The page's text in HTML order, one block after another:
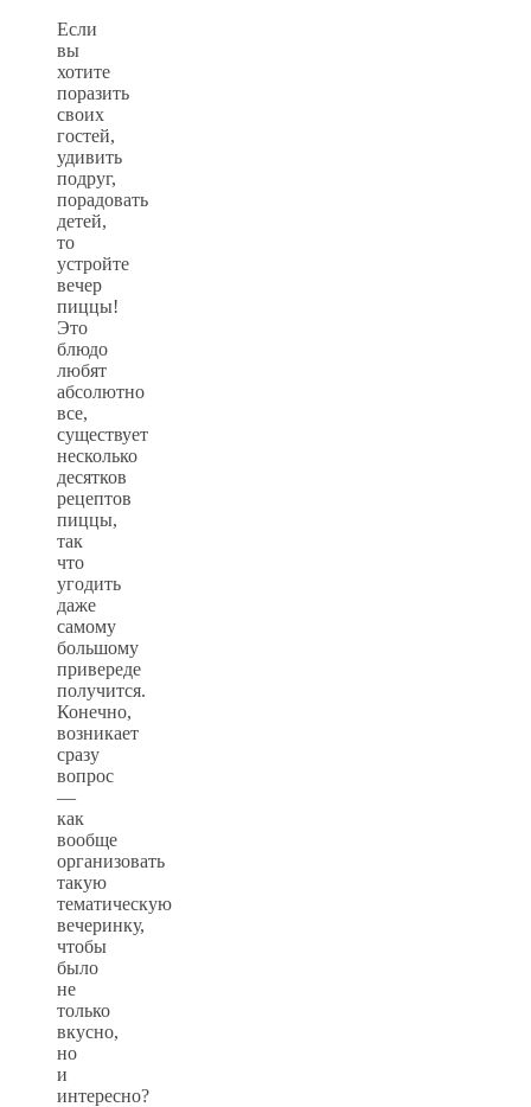
Если
вы
хотите
поразить
своих
гостей,
удивить
подруг,
порадовать
детей,
то
устройте
вечер
пиццы!
Это
блюдо
любят
абсолютно
все,
существует
несколько
десятков
рецептов
пиццы,
так
что
угодить
даже
самому
большому
привереде
получится.
Конечно,
возникает
сразу
вопрос
—
как
вообще
организовать
такую
тематическую
вечеринку,
чтобы
было
не
только
вкусно,
но
и
интересно?